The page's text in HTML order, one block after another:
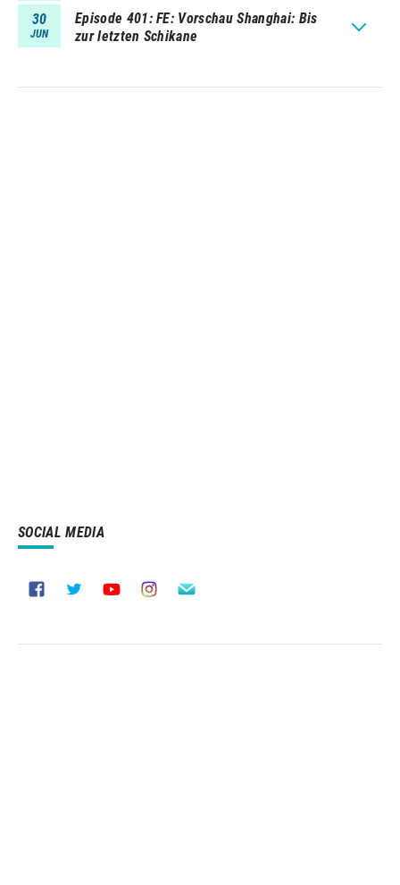
30
JUN
Episode 401 FE: Vorschau Shanghai: Bis
zur letzten Schikane
SOCIAL MEDIA